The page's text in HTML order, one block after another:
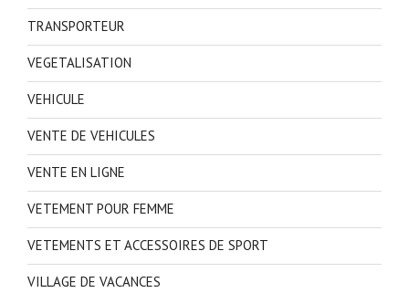
TRANSPORTEUR
VEGETALISATION
VEHICULE
VENTE DE VEHICULES
VENTE EN LIGNE
VETEMENT POUR FEMME
VETEMENTS ET ACCESSOIRES DE SPORT
VILLAGE DE VACANCES